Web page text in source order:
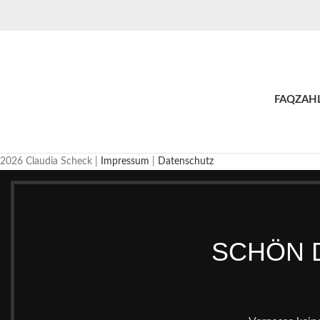
FAQ
2026 Claudia Scheck | Impressum Datenschutz
SCHÖN